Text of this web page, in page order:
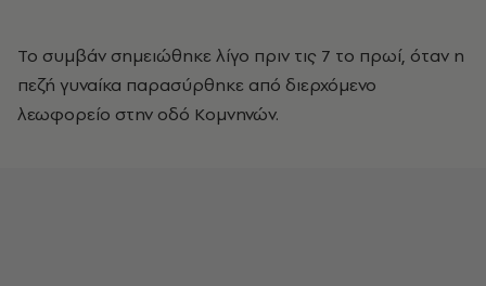
Το συμβάν σημειώθηκε λίγο πριν τις 7 το πρωί, όταν η
πεζή γυναίκα παρασύρθηκε από διερχόμενο
λεωφορείο στην οδό Κομνηνών.